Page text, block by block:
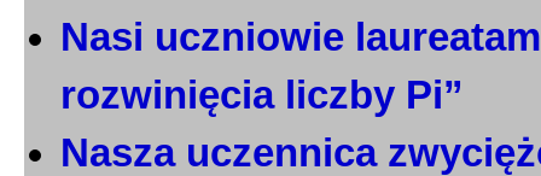
Nasi uczniowie
rozwinięcia liczby Pi”
Nasza uczennica